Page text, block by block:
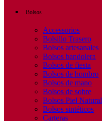
Bolsos
Accessorios
Bolsillo Trasero
Bolsos artesanales
Bolsos bandolera
Bolsos de fiesta
Bolsos de hombro
Bolsos de mano
Bolsos de sobre
Bolsos Piel Natural
Bolsos sintéticos
Carteras